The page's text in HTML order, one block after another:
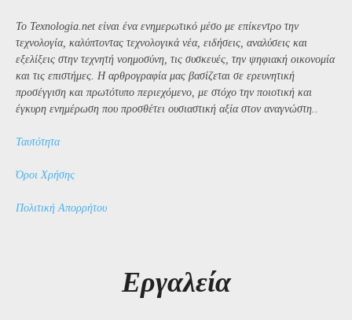
Το Texnologia.net είναι ένα ενημερωτικό μέσο με επίκεντρο την
τεχνολογία, καλύπτοντας τεχνολογικά νέα, ειδήσεις, αναλύσεις και
εξελίξεις στην τεχνητή νοημοσύνη, τις συσκευές, την ψηφιακή οικονομία
και τις επιστήμες. Η αρθρογραφία μας βασίζεται σε ερευνητική
προσέγγιση και πρωτότυπο περιεχόμενο, με στόχο την ποιοτική και
έγκυρη ενημέρωση που προσθέτει ουσιαστική αξία στον αναγνώστη..
Ταυτότητα
Όροι Χρήσης
Πολιτική Απορρήτου
Εργαλεία